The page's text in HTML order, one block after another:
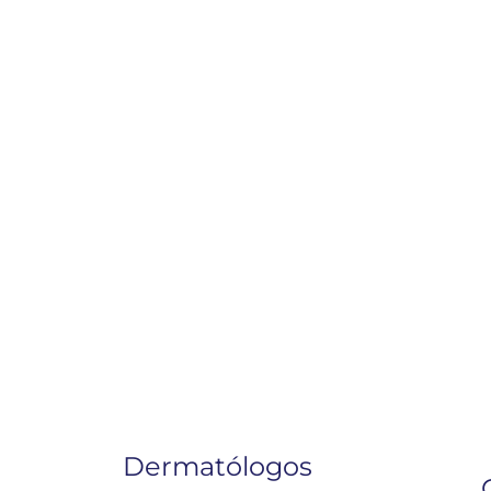
Dermatólogos